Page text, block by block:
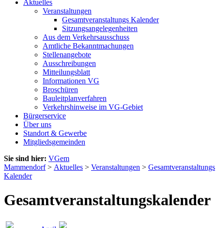
Aktuelles
Veranstaltungen
Gesamtveranstaltungs Kalender
Sitzungsangelegenheiten
Aus dem Verkehrsausschuss
Amtliche Bekanntmachungen
Stellenangebote
Ausschreibungen
Mitteilungsblatt
Informationen VG
Broschüren
Bauleitplanverfahren
Verkehrshinweise im VG-Gebiet
Bürgerservice
Über uns
Standort & Gewerbe
Mitgliedsgemeinden
Sie sind hier: VGem
Mammendorf> Aktuelles > Veranstaltungen > Gesamtveranstaltungs
Kalender
Gesamtveranstaltungskalender